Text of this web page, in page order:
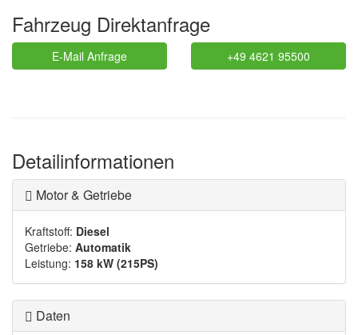
Fahrzeug Direktanfrage
E-Mail Anfrage +49 4621 95500
Detailinformationen
Motor & Getriebe
Kraftstoff: Diesel
Getriebe: Automatik
Leistung: 158 kW (215PS)
Daten